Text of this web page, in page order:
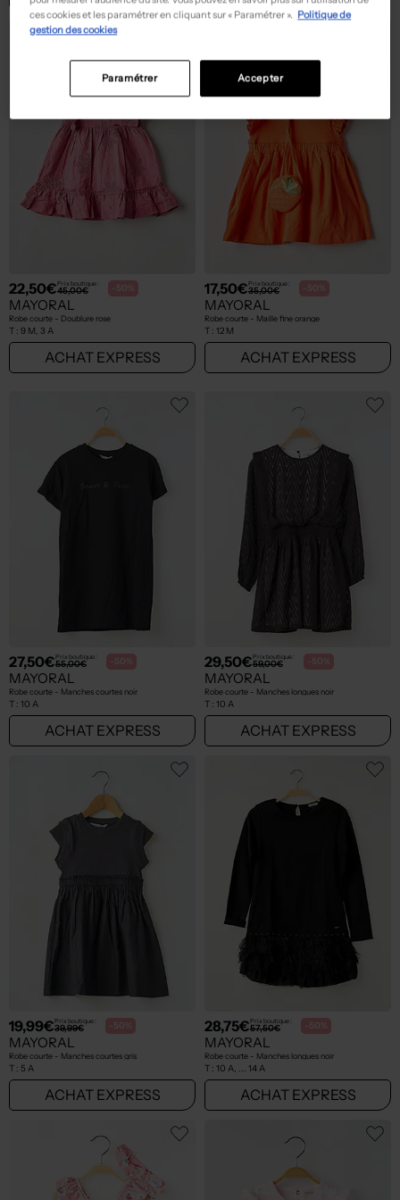
22,50€Prix boutique :
45,00€ -50%
MAYORAL
Robe courte - Doublure rose
T : 9 M, 3 A
ACHAT EXPRESS
17,50€Prix boutique :
35,00€ -50%
MAYORAL
Robe courte - Maille fine orange
T : 12 M
ACHAT EXPRESS
27,50€Prix boutique :
55,00€ -50%
MAYORAL
Robe courte - Manches courtes noir
T : 10 A
ACHAT EXPRESS
29,50€Prix boutique :
59,00€ -50%
MAYORAL
Robe courte - Manches longues noir
T : 10 A
ACHAT EXPRESS
19,99€Prix boutique :
39,99€ -50%
MAYORAL
Robe courte - Manches courtes gris
T : 5 A
ACHAT EXPRESS
28,75€Prix boutique :
57,50€ -50%
MAYORAL
Robe courte - Manches longues noir
T : 10 A, ... 14 A
ACHAT EXPRESS
ces cookies et les paramétrer en cliquant sur « Paramétrer ». Politique de
gestion des cookies
Accepter
Paramétrer